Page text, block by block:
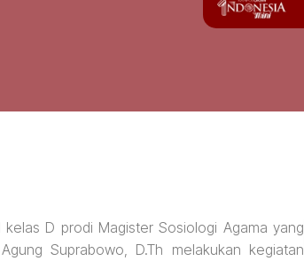
D prodi Magister Sosiologi Agama yang
Suprabowo, D.Th melakukan kegiatan